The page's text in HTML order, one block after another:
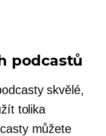
podcastů
skvělé,
tolika
můžete